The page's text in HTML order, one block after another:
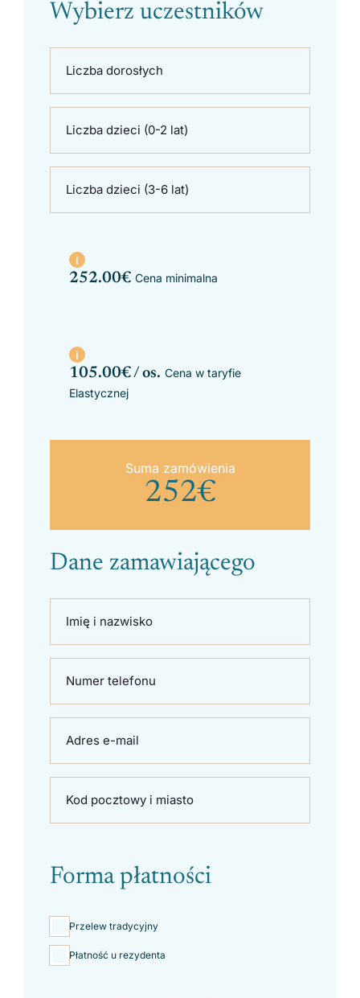
Wybierz uczestników
Liczba dorosłych
Liczba dzieci (0-2 lat)
Liczba dzieci (3-6 lat)
252.00€ Cena minimalna
105.00€ / os. Cena w taryfie
Elastycznej
Suma zamówienia
252€
Dane zamawiającego
Imię i nazwisko
Numer telefonu
Adres e-mail
Kod pocztowy i miasto
Forma płatności
Przelew tradycyjny
Płatność u rezydenta